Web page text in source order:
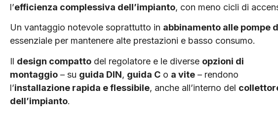
l’efficienza complessiva dell’impianto, con meno cicli di
Un vantaggio notevole soprattutto in abbinamento alle pompe
essenziale per mantenere alte prestazioni e basso consumo.
Il design compatto del regolatore e le diverse opzioni di
montaggio – su guida DIN, guida C o a vite – rendono
l’installazione rapida e flessibile, anche all’interno del
dell’impianto.